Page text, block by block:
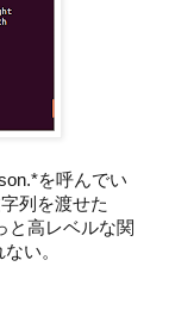
を呼んでい
列を渡せた
と高レベルな関
い。